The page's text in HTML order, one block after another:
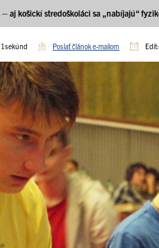
aj košickí stredoškoláci sa „nabíjajú“
Poslať článok e-mailom